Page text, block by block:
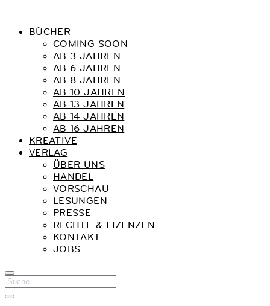
BÜCHER
COMING SOON
AB 3 JAHREN
AB 6 JAHREN
AB 8 JAHREN
AB 10 JAHREN
AB 13 JAHREN
AB 14 JAHREN
AB 16 JAHREN
KREATIVE
VERLAG
ÜBER UNS
HANDEL
VORSCHAU
LESUNGEN
PRESSE
RECHTE & LIZENZEN
KONTAKT
JOBS